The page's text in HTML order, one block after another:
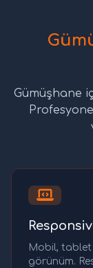
Gümüşhane
Mobil, tablet
görünüm.